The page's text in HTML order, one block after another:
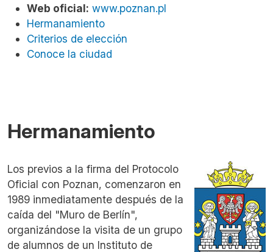
Web oficial: www.poznan.pl
Hermanamiento
Criterios de elección
Conoce la ciudad
Hermanamiento
Los previos a la firma del Protocolo
Oficial con Poznan, comenzaron en
1989 inmediatamente después de la
caída del "Muro de Berlín",
organizándose la visita de un grupo
de alumnos de un Instituto de